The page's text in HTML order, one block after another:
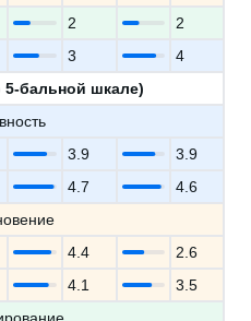
2
2
3
4
бальной шкале)
3.9
3.9
4.7
4.6
4.4
2.6
4.1
3.5